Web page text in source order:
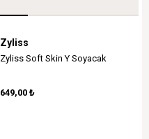
Zyliss
Zyliss Soft Skin Y Soyacak
649,00 ₺